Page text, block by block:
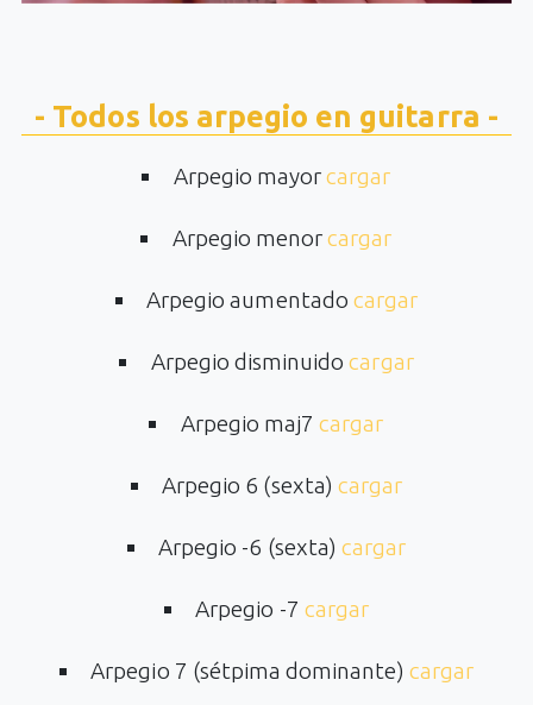
- Todos los arpegio en guitarra -
Arpegio mayorcargar
Arpegio menorcargar
Arpegio aumentado cargar
Arpegio disminuidocargar
Arpegio maj7cargar
Arpegio 6 (sexta) cargar
Arpegio -6 (sexta) cargar
Arpegio -7 cargar
Arpegio 7 (sétpima dominante) cargar